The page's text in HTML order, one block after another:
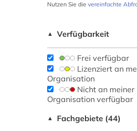
Nutzen Sie die vereinfachte
▲ Verfügbarkeit
Frei verfügbar
Lizenziert an
Organisation
Nicht an meiner
Organisation verfügbar
▲ Fachgebiete (44)